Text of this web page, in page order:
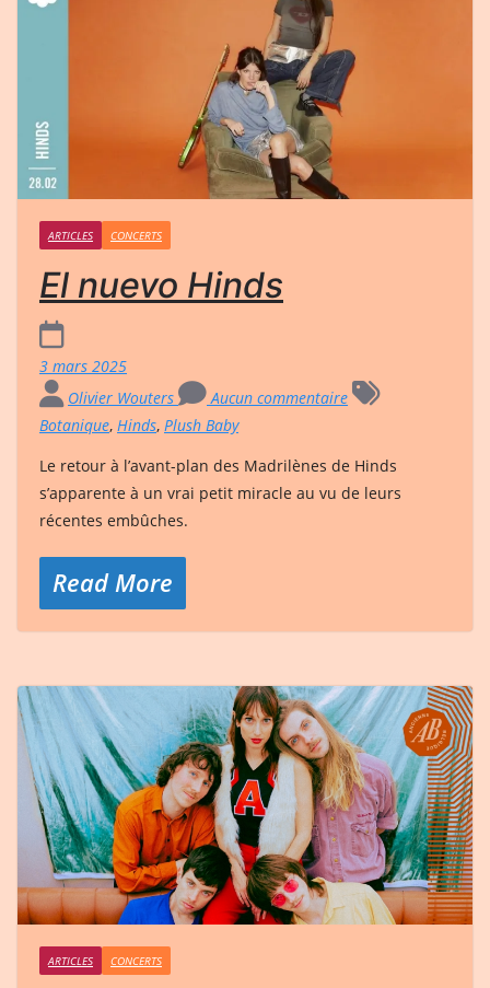
ARTICLES CONCERTS
El nuevo Hinds
3 mars 2025
Olivier Wouters
Aucun commentaire
Botanique, Hinds, Plush Baby
Le retour à l’avant-plan des Madrilènes de Hinds
s’apparente à un vrai petit miracle au vu de leurs
récentes embûches.
Read More
ARTICLES CONCERTS